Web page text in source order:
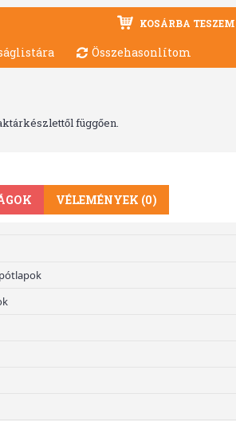
KOSÁRBA TESZEM
Összehasonlítom
függően.
VÉLEMÉNYEK (0)